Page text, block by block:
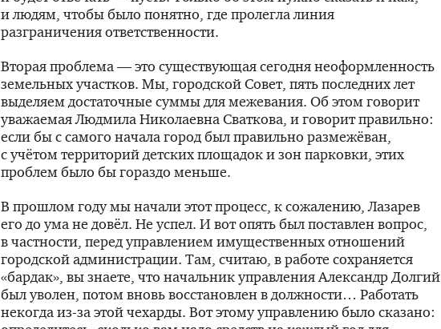
и людям, чтобы было понятно, где пролегла линия
разграничения ответственности.
Вторая проблема — это существующая сегодня неоформленность
земельных участков. Мы, городской Совет, пять последних лет
выделяем достаточные суммы для межевания. Об этом говорит
уважаемая Людмила Николаевна Сваткова, и говорит правильно:
если бы с самого начала город был правильно размежёван,
с учётом территорий детских площадок и зон парковки, этих
проблем было бы гораздо меньше.
В прошлом году мы начали этот процесс, к сожалению, Лазарев
его до ума не довёл. Не успел. И вот опять был поставлен вопрос,
в частности, перед управлением имущественных отношений
городской администрации. Там, считаю, в работе сохраняется
«бардак», вы знаете, что начальник управления Александр Долгий
был уволен, потом вновь восстановлен в должности… Работать
некогда из-за этой чехарды. Вот этому управлению было сказано: